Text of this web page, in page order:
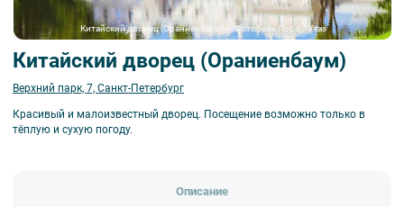
Китайский дворец (Ораниенбаум) – Фотобанк Лори / Vitas
Китайский дворец (Ораниенбаум)
Верхний парк, 7, Санкт-Петербург
Красивый и малоизвестный дворец. Посещение возможно только в
тёплую и сухую погоду.
Описание